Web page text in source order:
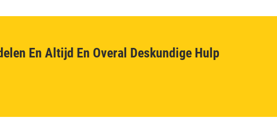
En Altijd En Overal Deskundige Hulp